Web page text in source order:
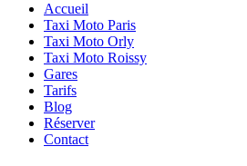
Accueil
Taxi Moto Paris
Taxi Moto Orly
Taxi Moto Roissy
Gares
Tarifs
Blog
Réserver
Contact